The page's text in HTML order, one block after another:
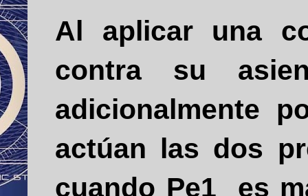
Al aplicar una
contra su
adicionalmente
actúan las dos
cuando Pe1 es